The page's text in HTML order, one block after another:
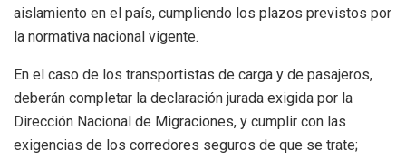
aislamiento en el país, cumpliendo los plazos previstos por
la normativa nacional vigente.
En el caso de los transportistas de carga y de pasajeros,
deberán completar la declaración jurada exigida por la
Dirección Nacional de Migraciones, y cumplir con las
exigencias de los corredores seguros de que se trate;